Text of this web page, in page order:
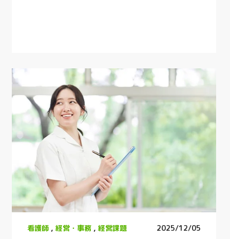
2025/12/05
看護師 , 経営・事務 , 経営課題